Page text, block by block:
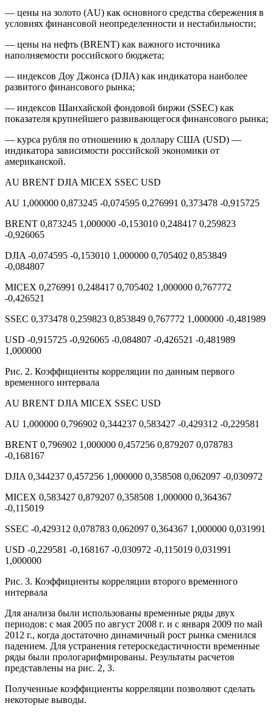
— цены на золото (AU) как основного средства сбережения в
условиях финансовой неопределенности и нестабильности;
— цены на нефть (BRENT) как важного источника
наполняемости российского бюджета;
— индексов Доу Джонса (DJIA) как индикатора наиболее
развитого финансового рынка;
— индексов Шанхайской фондовой биржи (SSEC) как
показателя крупнейшего развивающегося финансового рынка;
— курса рубля по отношению к доллару США (USD) —
индикатора зависимости российской экономики от
американской.
AU BRENT DJIA MICEX SSEC USD
AU 1,000000 0,873245 -0,074595 0,276991 0,373478 -0,915725
BRENT 0,873245 1,000000 -0,153010 0,248417 0,259823
-0,926065
DJIA -0,074595 -0,153010 1,000000 0,705402 0,853849
-0,084807
MICEX 0,276991 0,248417 0,705402 1,000000 0,767772
-0,426521
SSEC 0,373478 0,259823 0,853849 0,767772 1,000000 -0,481989
USD -0,915725 -0,926065 -0,084807 -0,426521 -0,481989
1,000000
Рис. 2. Коэффициенты корреляции по данным первого
временного интервала
AU BRENT DJIA MICEX SSEC USD
AU 1,000000 0,796902 0,344237 0,583427 -0,429312 -0,229581
BRENT 0,796902 1,000000 0,457256 0,879207 0,078783
-0,168167
DJIA 0,344237 0,457256 1,000000 0,358508 0,062097 -0,030972
MICEX 0,583427 0,879207 0,358508 1,000000 0,364367
-0,115019
SSEC -0,429312 0,078783 0,062097 0,364367 1,000000 0,031991
USD -0,229581 -0,168167 -0,030972 -0,115019 0,031991
1,000000
Рис. 3. Коэффициенты корреляции второго временного
интервала
Для анализа были использованы временные ряды двух
периодов: с мая 2005 по август 2008 г. и с января 2009 по май
2012 г., когда достаточно динамичный рост рынка сменился
падением. Для устранения гетероскедастичности временные
ряды были прологарифмированы. Результаты расчетов
представлены на рис. 2, 3.
Полученные коэффициенты корреляции позволяют сделать
некоторые выводы.